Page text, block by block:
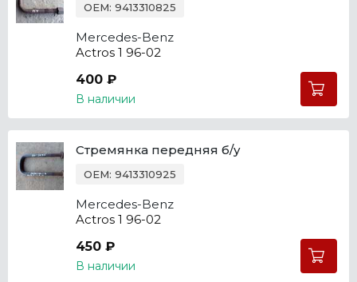
OEM: 9413310825
Mercedes-Benz
Actros 1 96-02
400 ₽
В наличии
Стремянка передняя б/у
OEM: 9413310925
Mercedes-Benz
Actros 1 96-02
450 ₽
В наличии